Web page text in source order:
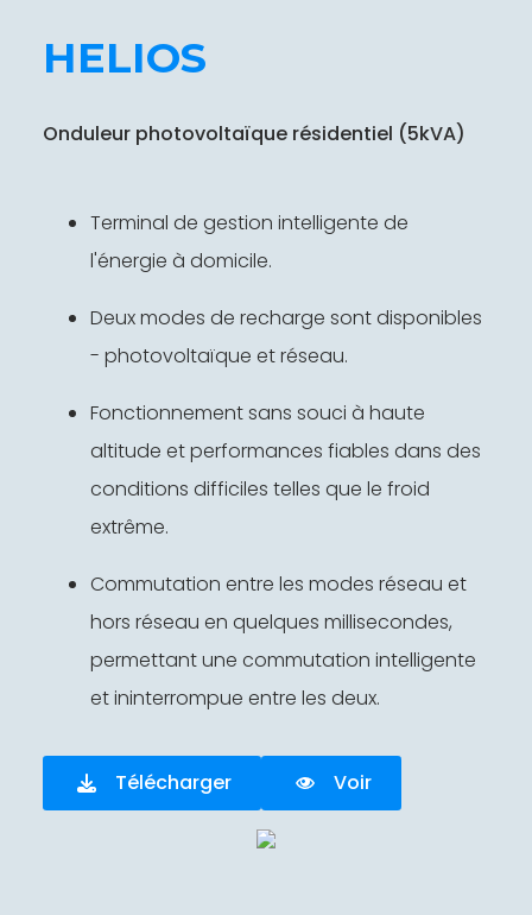
HELIOS
Onduleur photovoltaïque résidentiel (5kVA)
Terminal de gestion intelligente de
l'énergie à domicile.
Deux modes de recharge sont disponibles
- photovoltaïque et réseau.
Fonctionnement sans souci à haute
altitude et performances fiables dans des
conditions difficiles telles que le froid
extrême.
Commutation entre les modes réseau et
hors réseau en quelques millisecondes,
permettant une commutation intelligente
et ininterrompue entre les deux.
Télécharger Voir